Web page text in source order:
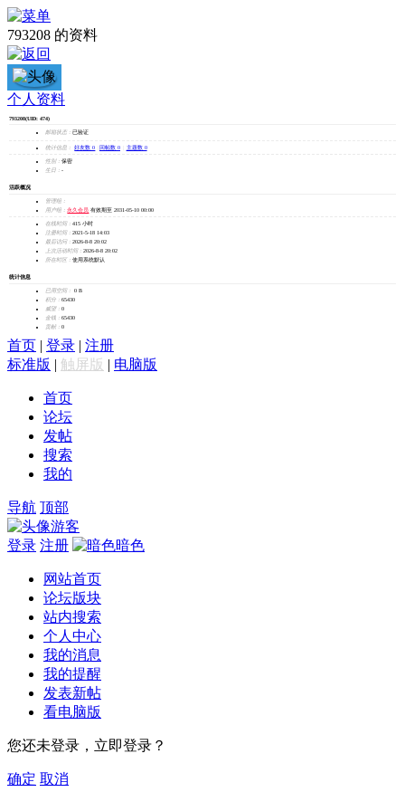
793208 的资料
793208
加为好友
发消息
个人资料
793208(UID: 474)
邮箱状态： 已验证
统计信息： 好友数 0 回帖数 0 主题数 0
性别： 保密
生日： -
活跃概况
管理组：
用户组： 永久会员 有效期至 2031-05-10 00:00
在线时间： 415 小时
注册时间： 2021-5-18 14:03
最后访问： 2026-8-8 20:02
上次活动时间： 2026-8-8 20:02
所在时区： 使用系统默认
统计信息
已用空间：
0 B
积分： 65430
威望： 0
金钱： 65430
贡献： 0
首页 | 登录 | 注册
标准版 | 触屏版 | 电脑版
首页
论坛
发帖
搜索
我的
导航 顶部
游客
登录 注册 暗色
网站首页
论坛版块
站内搜索
个人中心
我的消息
我的提醒
发表新帖
看电脑版
您还未登录，立即登录？
确定 取消